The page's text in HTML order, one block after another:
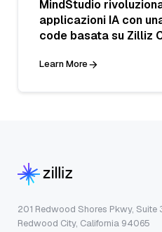
MindStudio
applicazioni IA con
code basata su Zilliz
Learn More
201 Redwood Shores Pkwy, Suite
Redwood City, California 94065